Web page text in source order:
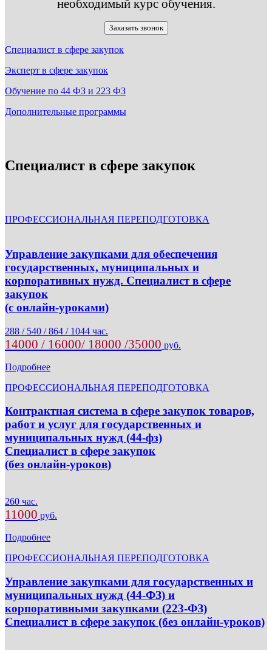
необходимый курс обучения.
Заказать звонок
Специалист в сфере закупок
Эксперт в сфере закупок
Обучение по 44 ФЗ и 223 ФЗ
Дополнительные программы
Специалист в сфере закупок
ПРОФЕССИОНАЛЬНАЯ ПЕРЕПОДГОТОВКА
Управление закупками для обеспечения
государственных, муниципальных и
корпоративных нужд. Специалист в сфере
закупок
(с онлайн-уроками)
288 / 540 / 864 / 1044 час.
14000 / 16000/ 18000 /35000 руб.
Подробнее
ПРОФЕССИОНАЛЬНАЯ ПЕРЕПОДГОТОВКА
Контрактная система в сфере закупок товаров,
работ и услуг для государственных и
муниципальных нужд (44-фз)
Специалист в сфере закупок
(без онлайн-уроков)
260 час.
11000 руб.
Подробнее
ПРОФЕССИОНАЛЬНАЯ ПЕРЕПОДГОТОВКА
Управление закупками для государственных и
муниципальных нужд (44-ФЗ) и
корпоративными закупками (223-ФЗ)
Специалист в сфере закупок (без онлайн-уроков)